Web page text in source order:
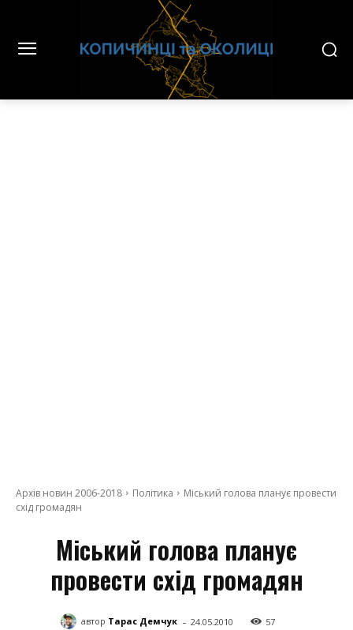
Архів новин 2006-2018 Політика
Міський голова планує провести
схід громадян
Міський голова планує
провести схід громадян
автор Тарас Демчук - 24.05.2010 57